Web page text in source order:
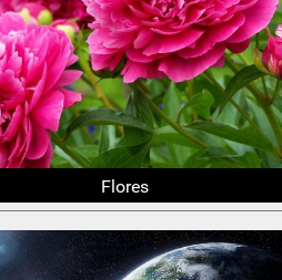
Flores